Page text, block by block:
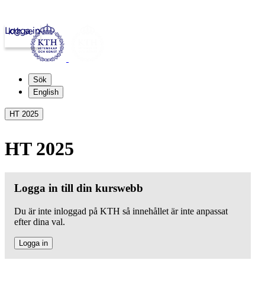
kth.se
Logga in
Sök
English
HT 2025
HT 2025
Logga in till din kurswebb
Du är inte inloggad på KTH så innehållet är inte anpassat
efter dina val.
Logga in